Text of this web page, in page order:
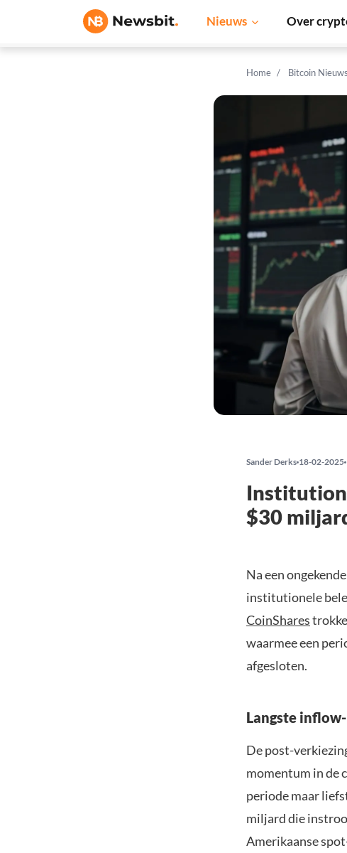
Nieuws Over
Home Bitcoin Nieuws
Sander Derks 18-02-2025
$30
Na een
institutionele
CoinShares
waarmee een
afgesloten.
Langste
De post-
momentum in de
periode maar
miljard die
Amerikaanse